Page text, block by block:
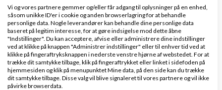
Jeg kan række ud i mit netværk af SEO eksperter
hvis det skulle have interesse.
kim.like(at)aienterprise.dk
Svar
Vi og vores partnere gemmer og/eller får adgang til oplysninger på en enhed,
såsom unikke ID'er i cookie og anden browserlagring for at behandle
personlige data. Nogle leverandører kan behandle dine personlige data
baseret på legitim interesse, for at gøre indsigelse mod dette åbne
"Indstillinger". Du kan acceptere, afvise eller administrere dine indstillinger
ved at klikke på knappen "Administrer indstillinger" eller til enhver tid ved at
klikke på fingeraftryksknappen i nederste venstre hjørne af webstedet. For at
trække dit samtykke tilbage, klik på fingeraftrykket eller linket i sidefoden på
hjemmesiden og klik på menupunktet Mine data, på den side kan du trække
dit samtykke tilbage. Disse valg vil blive signaleret til vores partnere og vil ikke
påvirke browserdata.